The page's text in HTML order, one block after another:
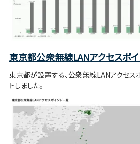
東京都公衆無線LANアクセスポ
東京都が設置する、公衆無線LANアクセス
トしました。